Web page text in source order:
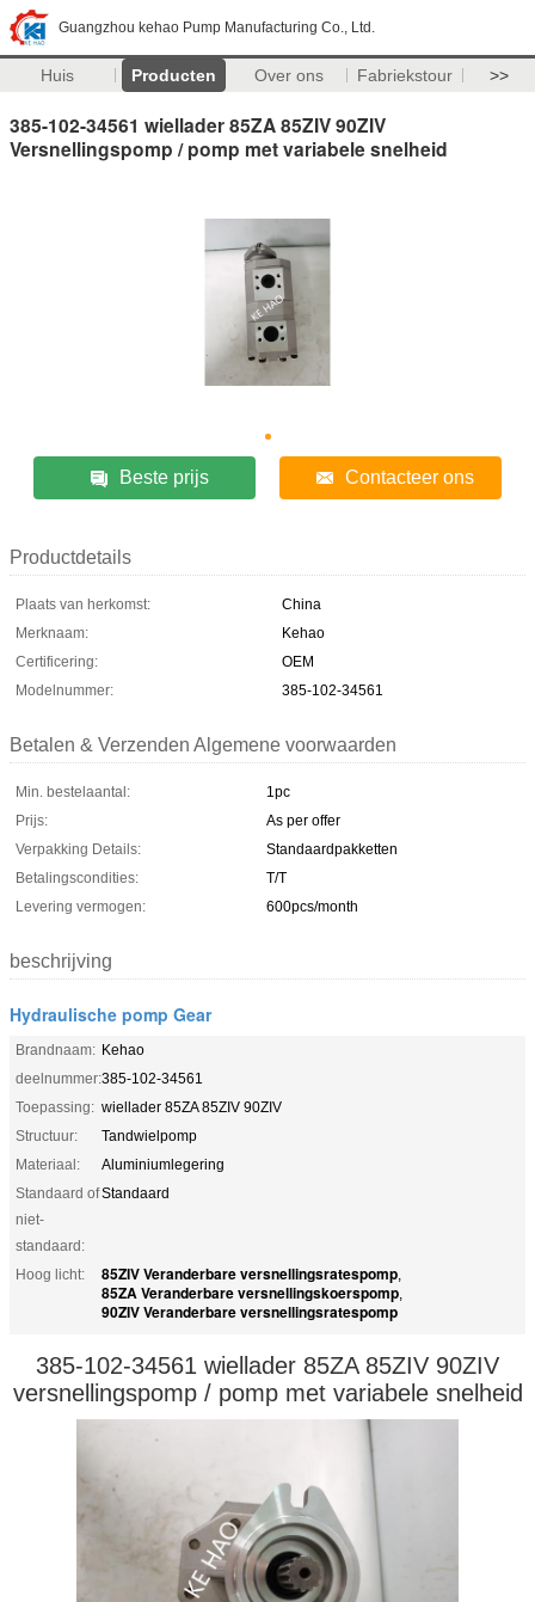
Guangzhou kehao Pump Manufacturing Co., Ltd.
Huis Producten Over ons Fabriekstour >>
385-102-34561 wiellader 85ZA 85ZIV 90ZIV
Versnellingspomp / pomp met variabele snelheid
Beste prijs Contacteer ons
Productdetails
Plaats van herkomst:
China
Merknaam:
Kehao
Certificering:
OEM
Modelnummer:
385-102-34561
Betalen & Verzenden Algemene voorwaarden
Min. bestelaantal:
1pc
Prijs:
As per offer
Verpakking Details:
Standaardpakketten
Betalingscondities:
T/T
Levering vermogen:
600pcs/month
beschrijving
Hydraulische pomp Gear
Brandnaam: Kehao
deelnummer:385-102-34561
Toepassing: wiellader 85ZA 85ZIV 90ZIV
Structuur:
Tandwielpomp
Materiaal:
Aluminiumlegering
Standaard of
niet-
standaard:
Standaard
Hoog licht: 85ZIV Veranderbare versnellingsratespomp,
85ZA Veranderbare versnellingskoerspomp,
90ZIV Veranderbare versnellingsratespomp
385-102-34561 wiellader 85ZA 85ZIV 90ZIV
versnellingspomp / pomp met variabele snelheid